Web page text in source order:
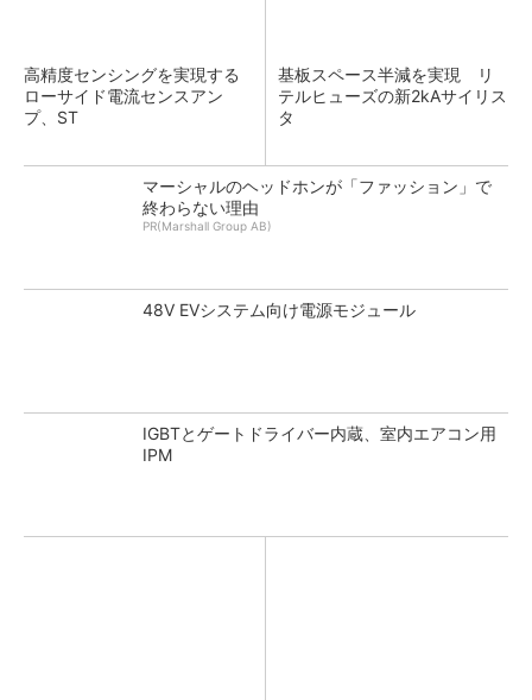
高精度センシングを実現する
ローサイド電流センスアン
プ、ST
基板スペース半減を実現 リ
テルヒューズの新2kAサイリス
タ
マーシャルのヘッドホンが「ファッション」で
終わらない理由
PR(Marshall Group AB)
48V EVシステム向け電源モジュール
IGBTとゲートドライバー内蔵、室内エアコン用
IPM